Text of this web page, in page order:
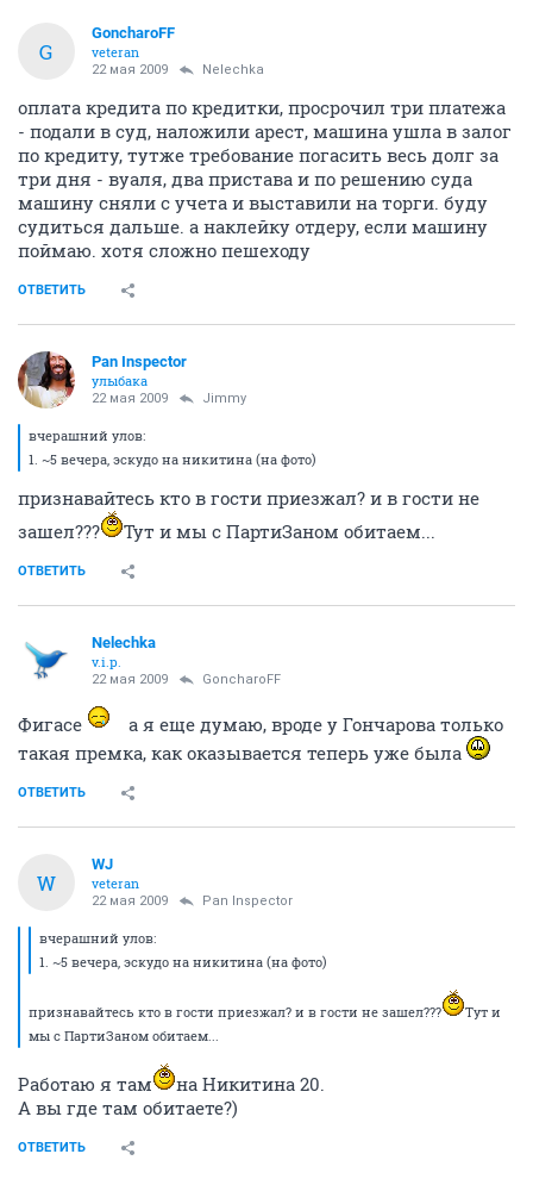
G
GoncharoFF
veteran
22 мая 2009 Nelechka
оплата кредита по кредитки, просрочил три платежа
- подали в суд, наложили арест, машина ушла в залог
по кредиту, тутже требование погасить весь долг за
три дня - вуаля, два пристава и по решению суда
машину сняли с учета и выставили на торги. буду
судиться дальше. а наклейку отдеру, если машину
поймаю. хотя сложно пешеходу
ОТВЕТИТЬ
Pan Inspector
улыбака
22 мая 2009 Jimmy
вчерашний улов:
1. ~5 вечера, эскудо на никитина (на фото)
признавайтесь кто в гости приезжал? и в гости не
зашел???
Тут и мы с ПартиЗаном обитаем...
ОТВЕТИТЬ
Nelechka
v.i.p.
22 мая 2009 GoncharoFF
Фигасе
а я еще думаю, вроде у Гончарова только
такая премка, как оказывается теперь уже была
ОТВЕТИТЬ
W
WJ
veteran
22 мая 2009 Pan Inspector
вчерашний улов:
1. ~5 вечера, эскудо на никитина (на фото)
признавайтесь кто в гости приезжал? и в гости не зашел???
Тут и
мы с ПартиЗаном обитаем...
Работаю я там
на Никитина 20.
А вы где там обитаете?)
ОТВЕТИТЬ